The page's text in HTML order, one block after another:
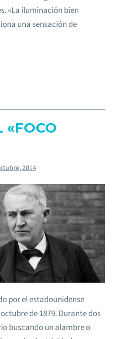
«La iluminación bien
una sensación de
«FOCO
2014
por el estadounidense
de 1879. Durante dos
buscando un alambre o